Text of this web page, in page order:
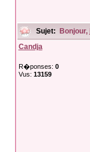
Sujet:
Candja
R�ponses: 0
Vus: 13159